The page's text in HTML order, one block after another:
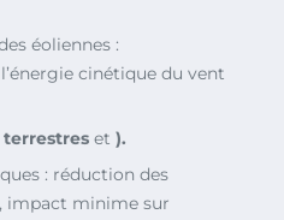
éoliennes :
cinétique du vent
terrestres et ).
: réduction des
, impact minime sur